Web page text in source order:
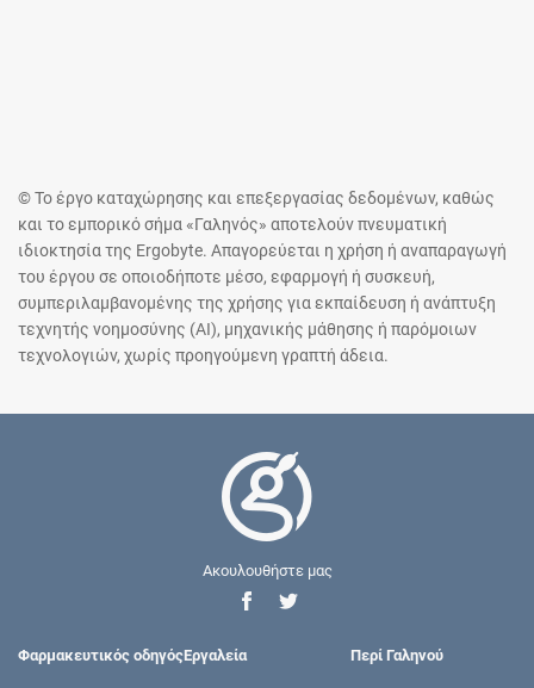
© Το έργο καταχώρησης και επεξεργασίας δεδομένων, καθώς
και το εμπορικό σήμα «Γαληνός» αποτελούν πνευματική
ιδιοκτησία της Ergobyte. Απαγορεύεται η χρήση ή αναπαραγωγή
του έργου σε οποιοδήποτε μέσο, εφαρμογή ή συσκευή,
συμπεριλαμβανομένης της χρήσης για εκπαίδευση ή ανάπτυξη
τεχνητής νοημοσύνης (AI), μηχανικής μάθησης ή παρόμοιων
τεχνολογιών, χωρίς προηγούμενη γραπτή άδεια.
Ακουλουθήστε μας
Φαρμακευτικός οδηγόςΕργαλεία Περί Γαληνού